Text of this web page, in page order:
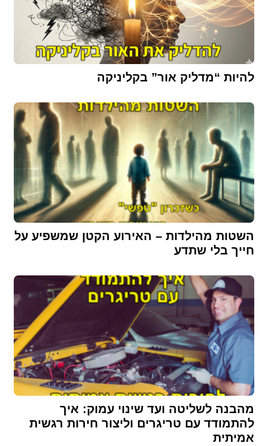
להיות “מדליק אור” בקליניקה
השטות מהילדות – האירוע הקטן שמשפיע על
חייך בלי שתדע
מהבנה לשליטה ועד שינוי עמוק: איך
להתמודד עם טריגרים וליצור חירות רגשית
אמיתית